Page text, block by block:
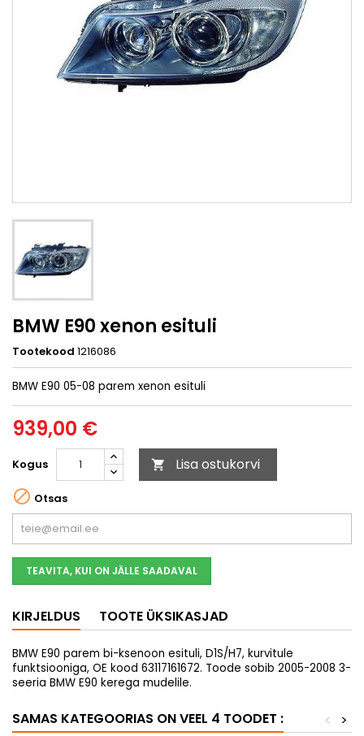
BMW E90 xenon esituli
Tootekood 1216086
BMW E90 05-08 parem xenon esituli
939,00 €
Kogus  Lisa ostukorvi
 Otsas
TEAVITA, KUI ON JÄLLE SAADAVAL
KIRJELDUS TOOTE ÜKSIKASJAD
BMW E90 parem bi-ksenoon esituli, D1S/H7, kurvitule
funktsiooniga, OE kood 63117161672. Toode sobib 2005-2008 3-
seeria BMW E90 kerega mudelile.
SAMAS KATEGOORIAS ON VEEL 4 TOODET : >
<